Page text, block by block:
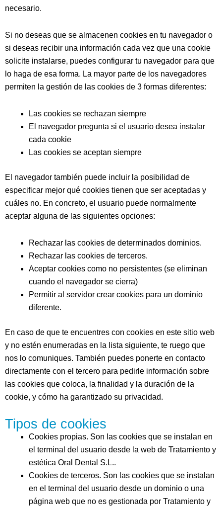
necesario.
Si no deseas que se almacenen cookies en tu navegador o
si deseas recibir una información cada vez que una cookie
solicite instalarse, puedes configurar tu navegador para que
lo haga de esa forma. La mayor parte de los navegadores
permiten la gestión de las cookies de 3 formas diferentes:
Las cookies se rechazan siempre
El navegador pregunta si el usuario desea instalar
cada cookie
Las cookies se aceptan siempre
El navegador también puede incluir la posibilidad de
especificar mejor qué cookies tienen que ser aceptadas y
cuáles no. En concreto, el usuario puede normalmente
aceptar alguna de las siguientes opciones:
Rechazar las cookies de determinados dominios.
Rechazar las cookies de terceros.
Aceptar cookies como no persistentes (se eliminan
cuando el navegador se cierra)
Permitir al servidor crear cookies para un dominio
diferente.
En caso de que te encuentres con cookies en este sitio web
y no estén enumeradas en la lista siguiente, te ruego que
nos lo comuniques. También puedes ponerte en contacto
directamente con el tercero para pedirle información sobre
las cookies que coloca, la finalidad y la duración de la
cookie, y cómo ha garantizado su privacidad.
Tipos de cookies
Cookies propias. Son las cookies que se instalan en
el terminal del usuario desde la web de Tratamiento y
estética Oral Dental S.L..
Cookies de terceros. Son las cookies que se instalan
en el terminal del usuario desde un dominio o una
página web que no es gestionada por Tratamiento y